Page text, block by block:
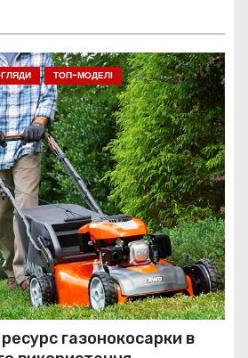
ТОП-МОДЕЛІ
газонокосарки в